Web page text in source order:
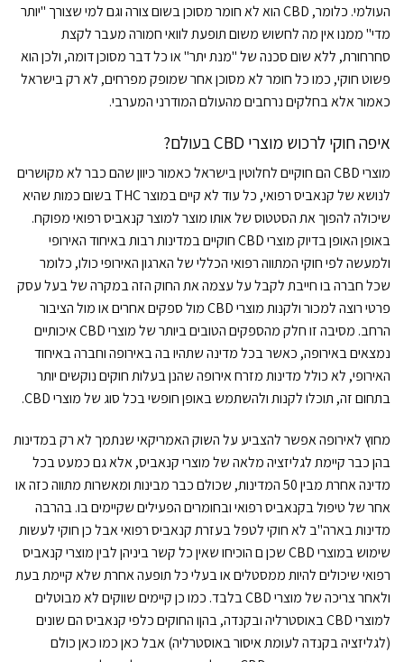
העולמי. כלומר, CBD הוא לא חומר מסוכן בשום צורה וגם למי שצורך "יותר
מדי" ממנו אין מה לחשוש משום תופעת לוואי חמורה מעבר לקצת
סחרחורת, ללא שום סכנה של "מנת יתר" או כל דבר מסוכן דומה, ולכן הוא
פשוט חוקי, כמו כל חומר לא מסוכן אחר שמופק מפרחים, לא רק בישראל
כאמור אלא בחלקים נרחבים מהעולם המודרני המערבי.
איפה חוקי לרכוש מוצרי CBD בעולם?
מוצרי CBD הם חוקיים לחלוטין בישראל כאמור כיוון שהם כבר לא מקושרים
לנושא של קנאביס רפואי, כל עוד לא קיים במוצר THC בשום כמות שהיא
שיכולה להפוך את הסטטוס של אותו מוצר למוצר קנאביס רפואי מפוקח.
באופן האופן בדיוק מוצרי CBD חוקיים במדינות רבות באיחוד האירופי
ולמעשה לפי חוקי המתווה רפואי הכללי של הארגון האירופי כולו, כלומר
שכל חברה בו חייבת לקבל על עצמה את החוק הזה במקרה של בעל עסק
פרטי רוצה למכור ולקנות מוצרי CBD מול ספקים אחרים או מול הציבור
הרחב. מסיבה זו חלק מהספקים הטובים ביותר של מוצרי CBD איכותיים
נמצאים באירופה, כאשר בכל מדינה שתהיו בה באירופה וחברה באיחוד
האירופי, לא כולל מדינות מזרח אירופה שהנן בעלות חוקים נוקשים יותר
בתחום זה, תוכלו לקנות ולהשתמש באופן חופשי בכל סוג של מוצרי CBD.
מחוץ לאירופה אפשר להצביע על השוק האמריקאי שנתמך לא רק במדינות
בהן כבר קיימת לגליזציה מלאה של מוצרי קנאביס, אלא גם כמעט בכל
מדינה אחרת מבין 50 המדינות, שכולם כבר מבינות ומאשרות מתווה כזה או
אחר של טיפול בקנאביס רפואי ובחומרים הפעילים שקיימים בו. בהרבה
מדינות בארה"ב לא חוקי לטפל בעזרת קנאביס רפואי אבל כן חוקי לעשות
שימוש במוצרי CBD שכן ם הוכיחו שאין כל קשר ביניהן לבין מוצרי קנאביס
רפואי שיכולים להיות ממסטלים או בעלי כל תופעה אחרת שלא קיימת בעת
ולאחר צריכה של מוצרי CBD בלבד. כמו כן קיימים שווקים לא מבוטלים
למוצרי CBD באוסטרליה ובקנדה, בהןו החוקים כלפי קנאביס הם שונים
(לגליזציה בקנדה לעומת איסור באוסטרליה) אבל כאן כמו כאן כולם